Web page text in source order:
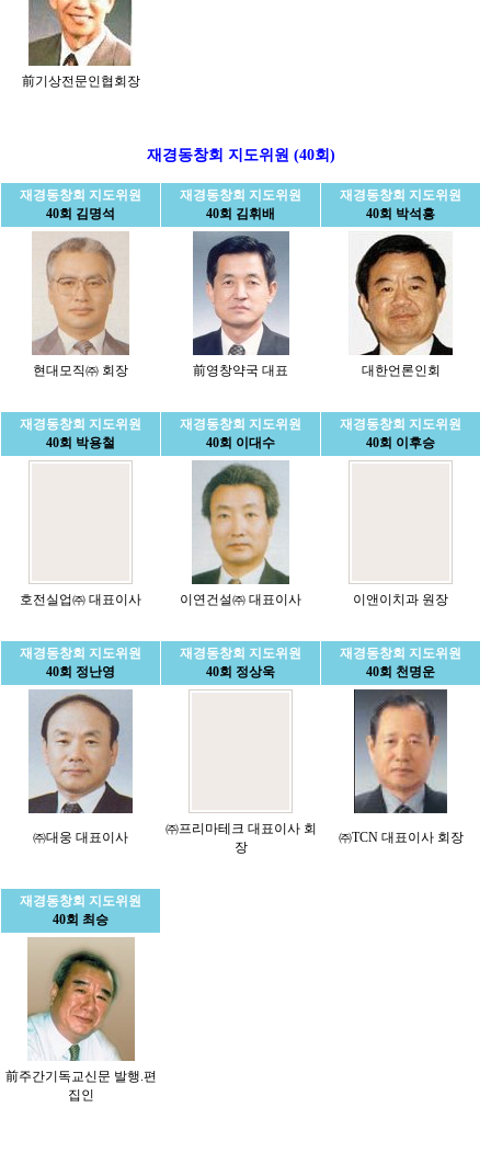
前기상전문인협회장
재경동창회 지도위원 (40회)
재경동창회 지도위원
40회 김명석
재경동창회 지도위원
40회 김휘배
재경동창회 지도위원
40회 박석흥
현대모직㈜ 회장 前영창약국 대표 대한언론인회
재경동창회 지도위원
40회 박용철
재경동창회 지도위원
40회 이대수
재경동창회 지도위원
40회 이후승
호전실업㈜ 대표이사 이연건설㈜ 대표이사 이앤이치과 원장
재경동창회 지도위원
40회 정난영
재경동창회 지도위원
40회 정상욱
재경동창회 지도위원
40회 천명운
㈜대웅 대표이사
㈜프리마테크 대표이사 회
장
㈜TCN 대표이사 회장
재경동창회 지도위원
40회 최승
前주간기독교신문 발행.편
집인